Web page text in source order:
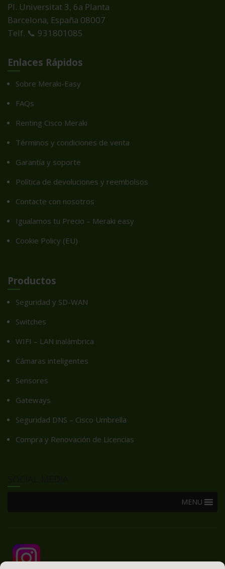
Pl. Universitat 3, 6a Planta
Barcelona, España 08007
Telf. 📞 931801085
Enlaces Rápidos
Sobre Meraki-Easy
FAQs
Renting Cisco Meraki
Términos y condiciones de venta
Garantía y soporte
Política de devoluciones y reembolsos
Contacte con nosotros
Igualamos tu Precio – Meraki easy
Cookie Policy (EU)
Productos
Seguridad y SD-WAN
Switches
WIFI – LAN inalámbrica
Cámaras inteligentes
Sensores
Gateways
Seguridad DNS – Cisco Umbrella
Compra y Renovación de Licencias
MENU